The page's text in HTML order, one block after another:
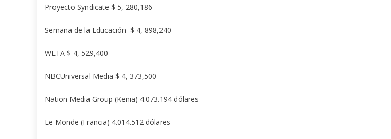
Proyecto Syndicate $ 5, 280,186
Semana de la Educación $ 4, 898,240
WETA $ 4, 529,400
NBCUniversal Media $ 4, 373,500
Nation Media Group (Kenia) 4.073.194 dólares
Le Monde (Francia) 4.014.512 dólares